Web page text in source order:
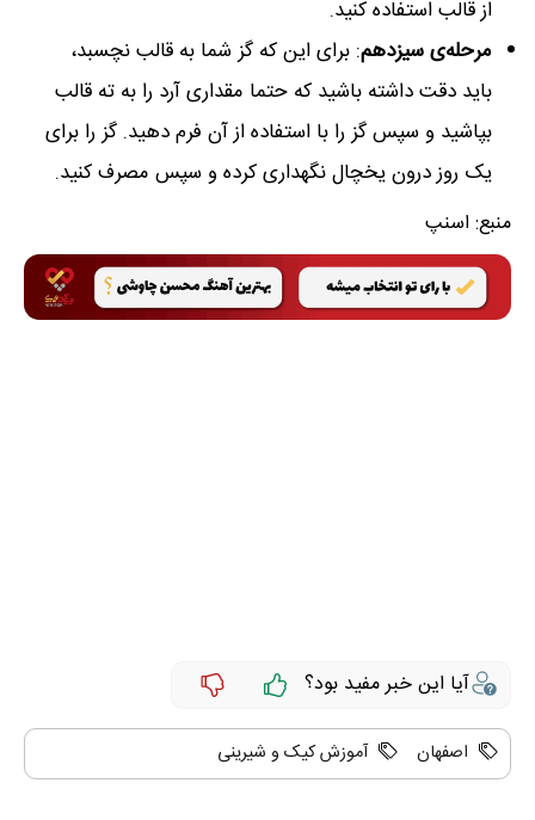
از قالب استفاده کنید.
مرحله‌ی سیزدهم: برای این که گز شما به قالب نچسبد،
باید دقت داشته باشید که حتما مقداری آرد را به ته قالب
بپاشید و سپس گز را با استفاده از آن فرم دهید. گز را برای
یک روز درون یخچال نگهداری کرده و سپس مصرف کنید.
منبع: اسنپ
آیا این خبر مفید بود؟
اصفهان آموزش کیک و شیرینی